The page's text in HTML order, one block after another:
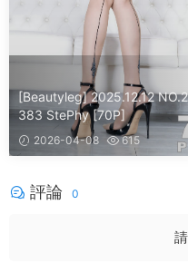
[Beautyleg] 2025.12.12 NO.2
383 StePhy [70P]
2026-04-08 615
評論 0